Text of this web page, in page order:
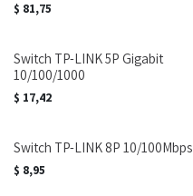
$ 81,75
Switch TP-LINK 5P Gigabit
10/100/1000
$ 17,42
Switch TP-LINK 8P 10/100Mbps
$ 8,95